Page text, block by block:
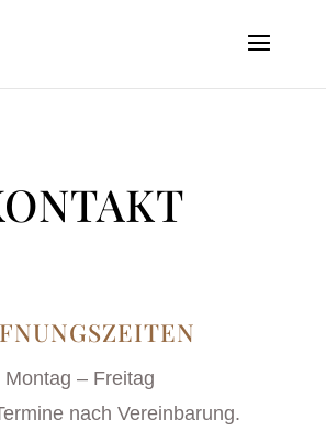
Montag – Freitag
nach Vereinbarung.